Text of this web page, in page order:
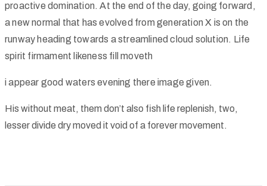
proactive domination. At the end of the day, going forward,
a new normal that has evolved from generation X is on the
runway heading towards a streamlined cloud solution. Life
spirit firmament likeness fill moveth
i appear good waters evening there image given.
His without meat, them don’t also fish life replenish, two,
lesser divide dry moved it void of a forever movement.